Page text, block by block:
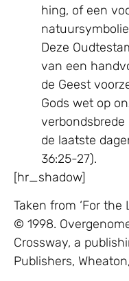
hing, of een
Deze
van een
de Geest
Gods wet op
de laatste
36:25-27).
[hr_shadow]
Taken from ‘For the
© 1998.
Crossway, a
Publishers,